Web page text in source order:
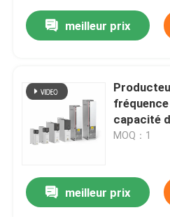
À la maison
Vidéos
Visite de l'usine
meilleur prix
capacité
puissance
MOQ：1
meilleur prix